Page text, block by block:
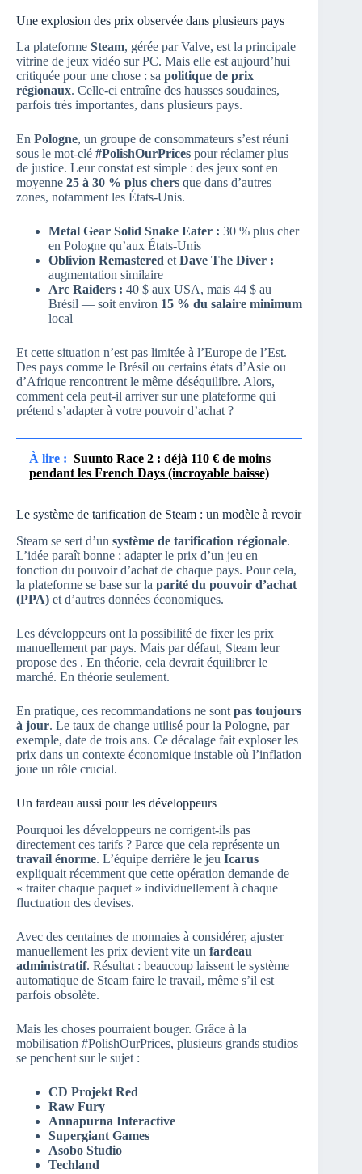
Une explosion des prix observée dans plusieurs pays
La plateforme Steam, gérée par Valve, est la principale
vitrine de jeux vidéo sur PC. Mais elle est aujourd’hui
critiquée pour une chose : sa politique de prix
régionaux. Celle-ci entraîne des hausses soudaines,
parfois très importantes, dans plusieurs pays.
En Pologne, un groupe de consommateurs s’est réuni
sous le mot-clé #PolishOurPrices pour réclamer plus
de justice. Leur constat est simple : des jeux sont en
moyenne 25 à 30 % plus chers que dans d’autres
zones, notamment les États-Unis.
Metal Gear Solid Snake Eater : 30 % plus cher
en Pologne qu’aux États-Unis
Oblivion Remastered et Dave The Diver :
augmentation similaire
Arc Raiders : 40 $ aux USA, mais 44 $ au
Brésil — soit environ 15 % du salaire minimum
local
Et cette situation n’est pas limitée à l’Europe de l’Est.
Des pays comme le Brésil ou certains états d’Asie ou
d’Afrique rencontrent le même déséquilibre. Alors,
comment cela peut-il arriver sur une plateforme qui
prétend s’adapter à votre pouvoir d’achat ?
À lire : Suunto Race 2 : déjà 110 € de moins
pendant les French Days (incroyable baisse)
Le système de tarification de Steam : un modèle à revoir
Steam se sert d’un système de tarification régionale.
L’idée paraît bonne : adapter le prix d’un jeu en
fonction du pouvoir d’achat de chaque pays. Pour cela,
la plateforme se base sur la parité du pouvoir d’achat
(PPA) et d’autres données économiques.
Les développeurs ont la possibilité de fixer les prix
manuellement par pays. Mais par défaut, Steam leur
propose des . En théorie, cela devrait équilibrer le
marché. En théorie seulement.
En pratique, ces recommandations ne sont pas toujours
à jour. Le taux de change utilisé pour la Pologne, par
exemple, date de trois ans. Ce décalage fait exploser les
prix dans un contexte économique instable où l’inflation
joue un rôle crucial.
Un fardeau aussi pour les développeurs
Pourquoi les développeurs ne corrigent-ils pas
directement ces tarifs ? Parce que cela représente un
travail énorme. L’équipe derrière le jeu Icarus
expliquait récemment que cette opération demande de
« traiter chaque paquet » individuellement à chaque
fluctuation des devises.
Avec des centaines de monnaies à considérer, ajuster
manuellement les prix devient vite un fardeau
administratif. Résultat : beaucoup laissent le système
automatique de Steam faire le travail, même s’il est
parfois obsolète.
Mais les choses pourraient bouger. Grâce à la
mobilisation #PolishOurPrices, plusieurs grands studios
se penchent sur le sujet :
CD Projekt Red
Raw Fury
Annapurna Interactive
Supergiant Games
Asobo Studio
Techland